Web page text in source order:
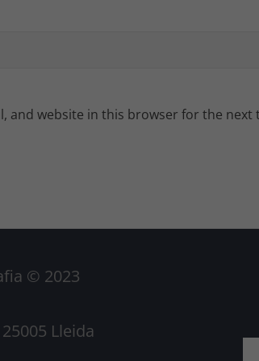
and website in this browser for the next
© 2023
Lleida